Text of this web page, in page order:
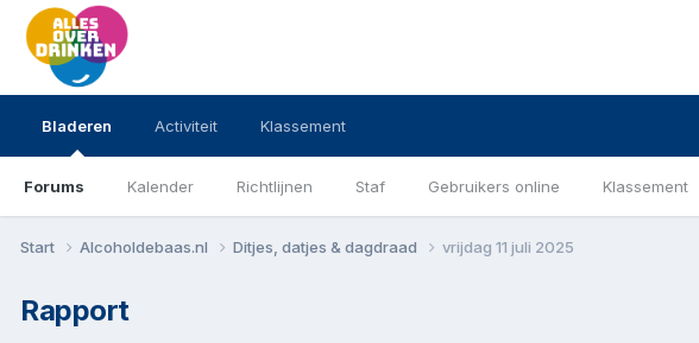
Bladeren
Forums Kalender Richtlijnen Staf Gebruikers online Klassement
Activiteit Klassement
Start Alcoholdebaas.nl Ditjes, datjes & dagdraad vrijdag 11 juli 2025
Rapport